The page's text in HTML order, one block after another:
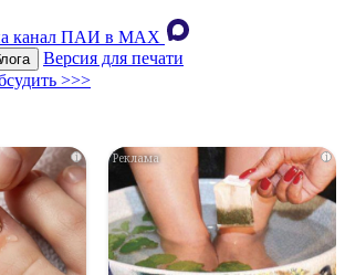
канал ПАИ в MAХ
Версия для печати
>>>
i i